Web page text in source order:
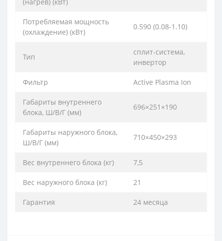
Потребляемая мощность
(охлаждение) (кВт)
0.590 (0.08-1.10)
Тип
сплит-система,
инвертор
Фильтр Active Plasma Ion
Габариты внутреннего
блока, Ш/В/Г (мм)
696×251×190
Габариты наружного блока,
Ш/В/Г (мм)
710×450×293
Вес внутреннего блока (кг) 7,5
Вес наружного блока (кг) 21
Гарантия 24 месяца